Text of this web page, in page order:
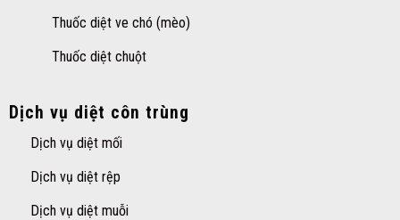
Thuốc diệt ve chó (mèo)
Thuốc diệt chuột
Dịch vụ diệt côn trùng
Dịch vụ diệt mối
Dịch vụ diệt rệp
Dịch vụ diệt muỗi